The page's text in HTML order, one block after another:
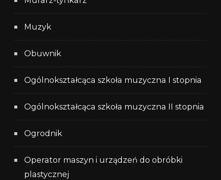
Muzyk
Obuwnik
Ogólnokształcąca szkoła muzyczna I stopnia
Ogólnokształcąca szkoła muzyczna II stopnia
Ogrodnik
Operator maszyn i urządzeń do obróbki
plastycznej